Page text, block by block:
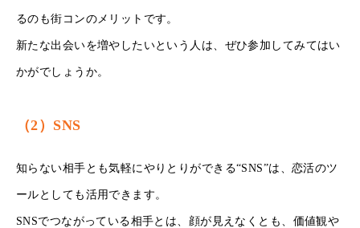
るのも街コンのメリットです。
新たな出会いを増やしたいという人は、ぜひ参加してみてはい
かがでしょうか。
（2）SNS
知らない相手とも気軽にやりとりができる“SNS”は、恋活のツ
ールとしても活用できます。
SNSでつながっている相手とは、顔が見えなくとも、価値観や